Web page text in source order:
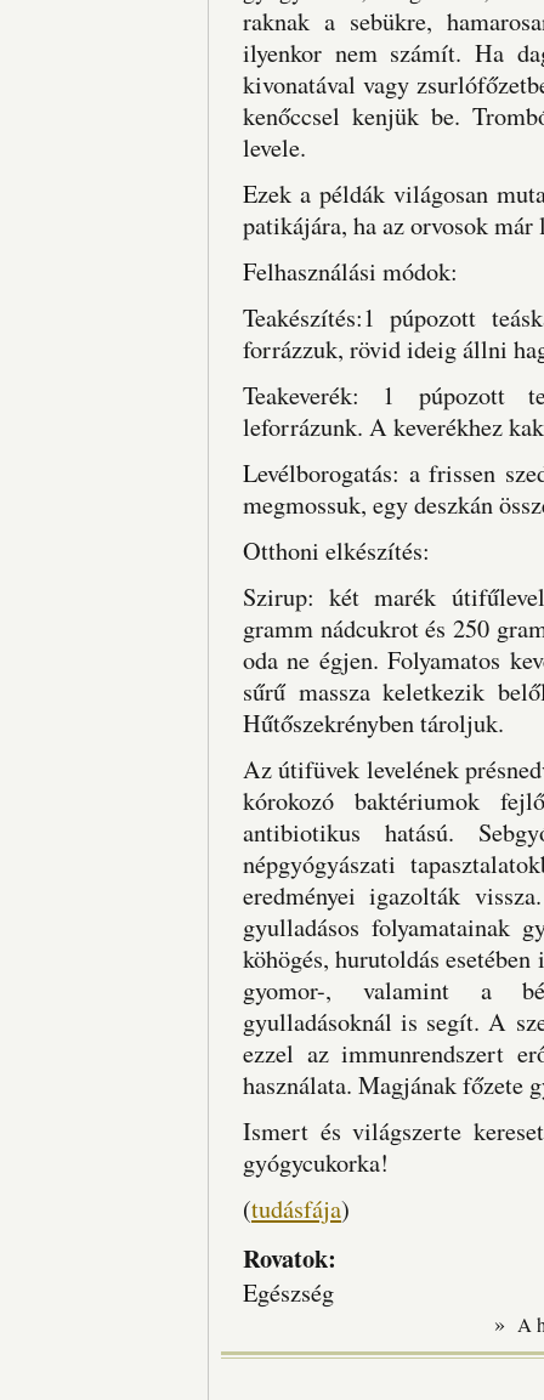
raknak a sebükre,
ilyenkor nem számít. Ha
kivonatával vagy
kenőccsel kenjük be.
levele.
Ezek a példák világosan
patikájára, ha az orvosok
Felhasználási módok:
Teakészítés:1 púpozott
forrázzuk, rövid ideig állni
Teakeverék: 1 púpozott
leforrázunk. A keverékhez
Levélborogatás: a frissen
megmossuk, egy deszkán
Otthoni elkészítés:
Szirup: két marék
gramm nádcukrot és 250
oda ne égjen. Folyamatos
sűrű massza keletkezik
Hűtőszekrényben tároljuk.
Az útifüvek levelének
kórokozó baktériumok
antibiotikus hatású.
népgyógyászati
eredményei igazolták
gyulladásos folyamatainak
köhögés, hurutoldás
gyomor-, valamint a
gyulladásoknál is segít. A
ezzel az immunrendszert
használata. Magjának főzete
Ismert és világszerte
gyógycukorka!
(tudásfája)
Rovatok:
Egészség
» A